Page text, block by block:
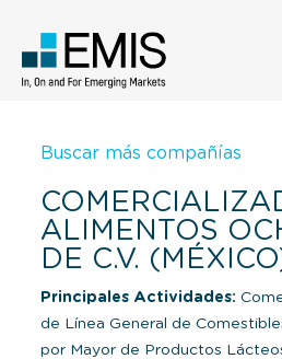
Buscar más compañías
ALIMENTOS
DE C.V.
Principales Actividades:
de Línea General de
por Mayor de Productos